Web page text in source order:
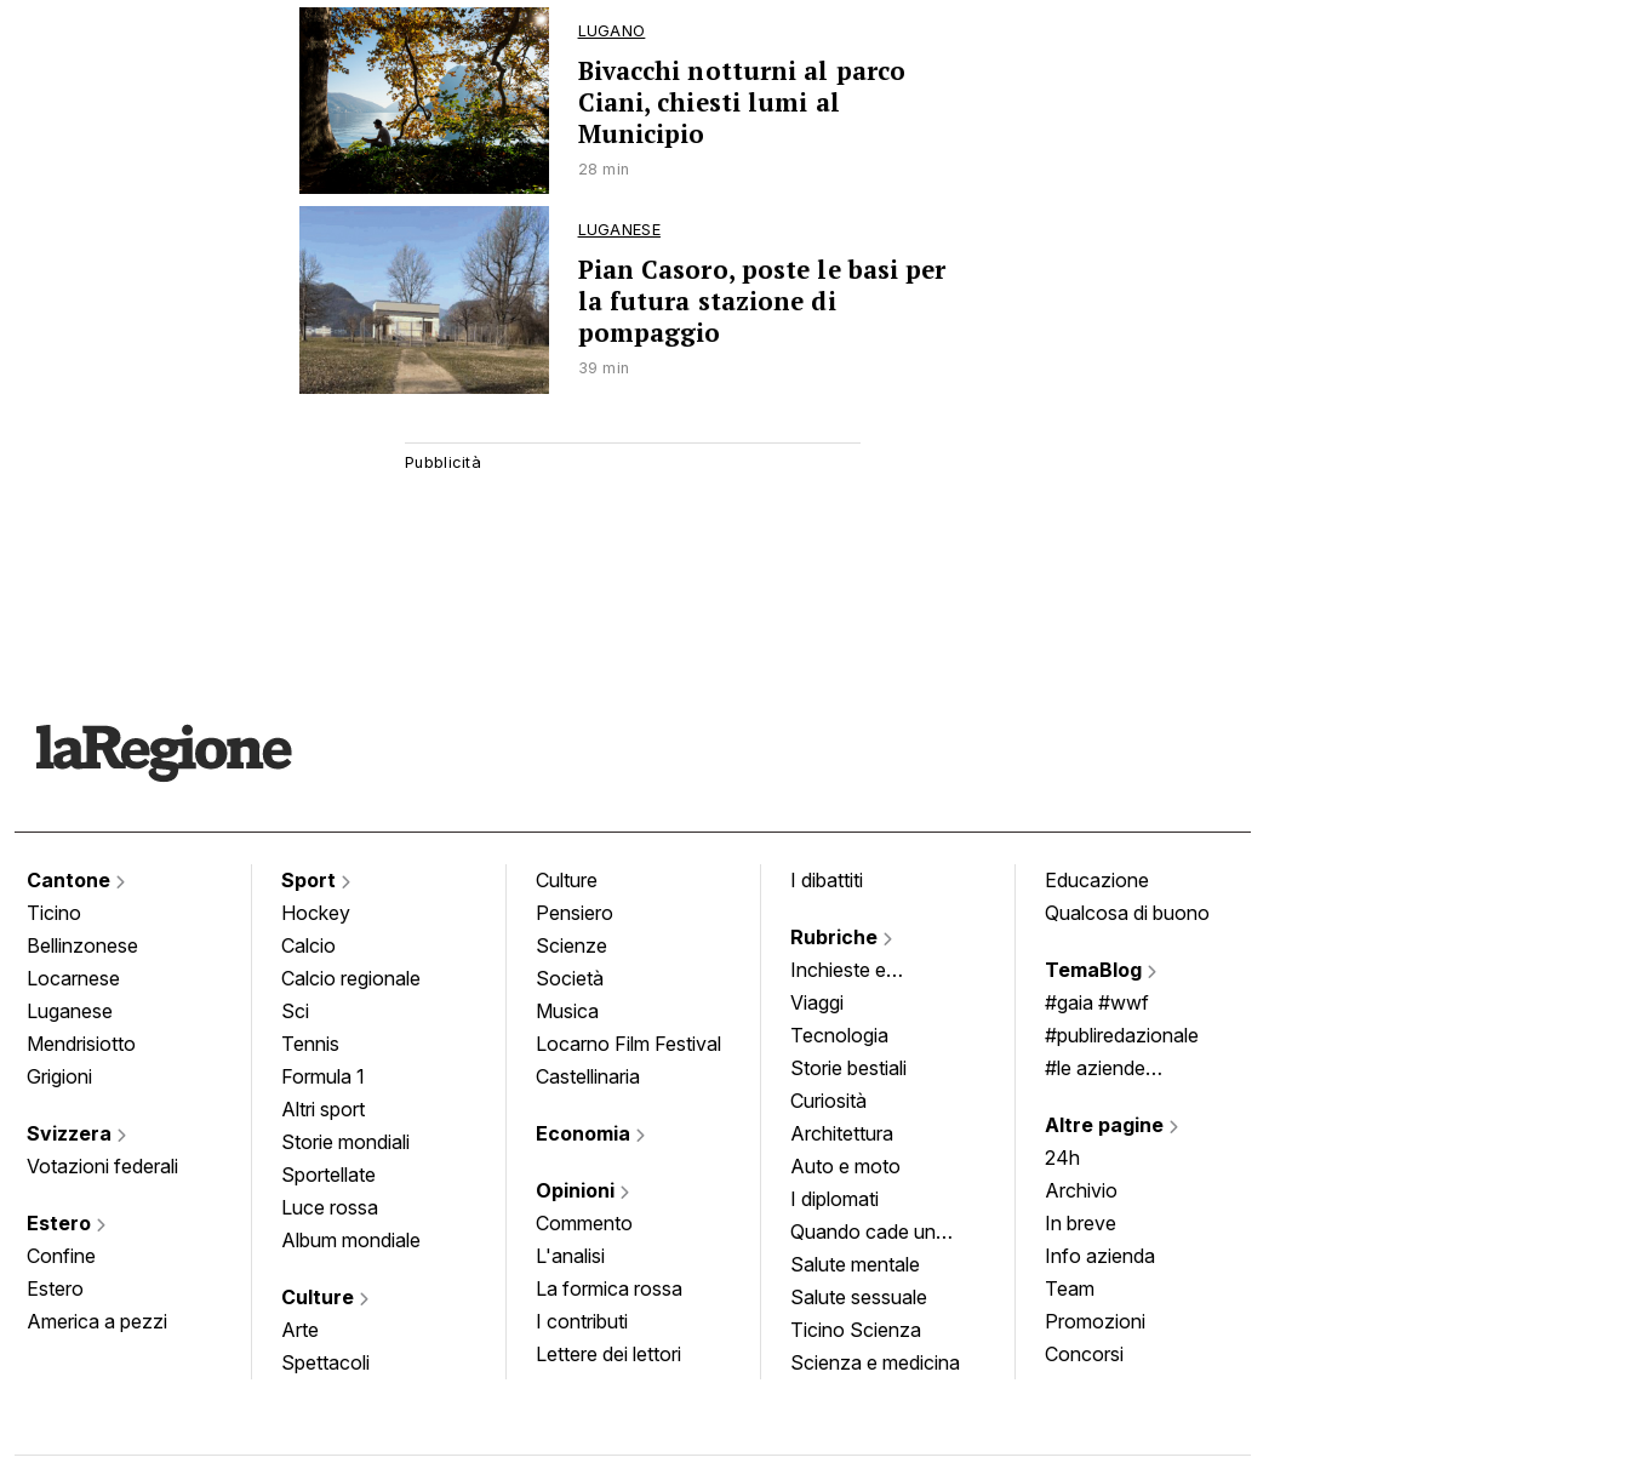
LUGANO
Bivacchi notturni al parco
Ciani, chiesti lumi al
Municipio
28 min
LUGANESE
Pian Casoro, poste le basi per
la futura stazione di
pompaggio
39 min
Cantone
Ticino
Bellinzonese
Locarnese
Luganese
Mendrisiotto
Grigioni
Svizzera
Votazioni federali
Estero
Confine
Estero
America a pezzi
Sport
Hockey
Calcio
Calcio regionale
Sci
Tennis
Formula 1
Altri sport
Storie mondiali
Sportellate
Luce rossa
Album mondiale
Culture
Arte
Spettacoli
Culture
Pensiero
Scienze
Società
Musica
Locarno Film Festival
Castellinaria
Economia
Opinioni
Commento
L'analisi
La formica rossa
I contributi
Lettere dei lettori
I dibattiti
Rubriche
Inchieste e
approfondimenti
Viaggi
Tecnologia
Storie bestiali
Curiosità
Architettura
Auto e moto
I diplomati
Quando cade un
quadro
Salute mentale
Salute sessuale
Ticino Scienza
Scienza e medicina
Educazione
Qualcosa di buono
TemaBlog
#gaia #wwf
#publiredazionale
#le aziende
Altre pagine
24h
Archivio
In breve
Info azienda
Team
Promozioni
Concorsi